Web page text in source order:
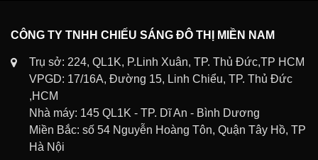
CÔNG TY TNHH CHIẾU SÁNG ĐÔ THỊ MIỀN NAM
Trụ sở: 224, QL1K, P.Linh Xuân, TP. Thủ Đức,TP HCM
VPGD: 17/16A, Đường 15, Linh Chiểu, TP. Thủ Đức
,HCM
Nhà máy: 145 QL1K - TP. Dĩ An - Bình Dương
Miền Bắc: số 54 Nguyễn Hoàng Tôn, Quận Tây Hồ, TP
Hà Nội